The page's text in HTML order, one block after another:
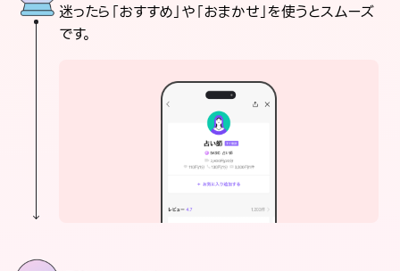
迷ったら「おすすめ」や「おまかせ」を使うとスムーズ
です。